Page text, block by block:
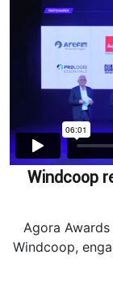
Windcoop
Agora
Windcoop,